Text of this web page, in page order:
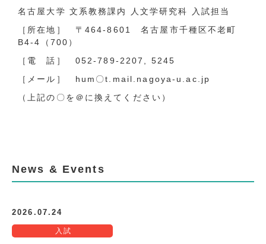
名古屋大学 文系教務課内 人文学研究科 入試担当
［所在地］ 〒464-8601 名古屋市千種区不老町
B4-4（700）
［電 話］ 052-789-2207, 5245
［メール］ hum〇t.mail.nagoya-u.ac.jp
（上記の〇を＠に換えてください）
News & Events
2026.07.24
入試